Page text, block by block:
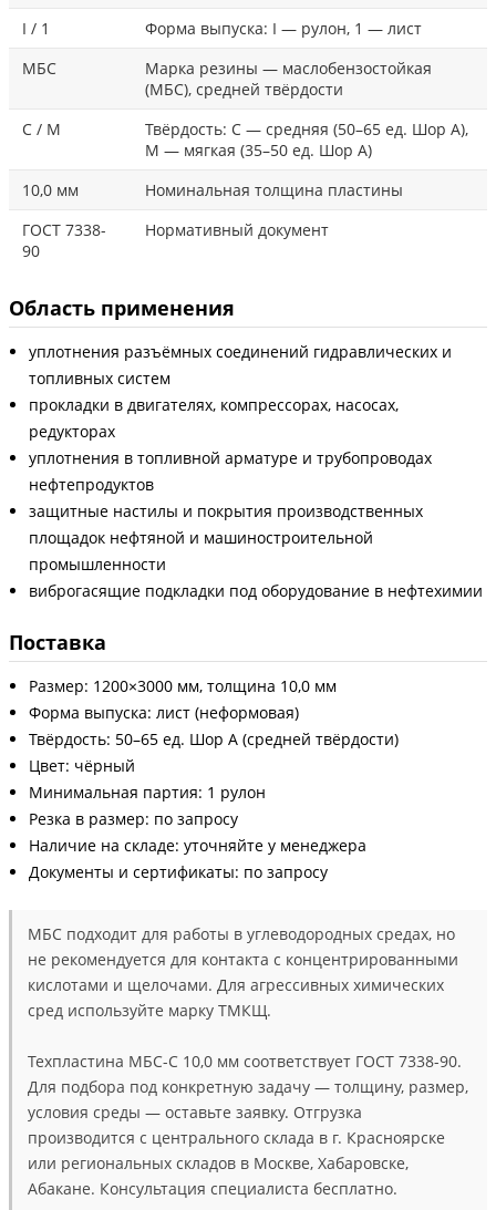
I / 1
Форма выпуска: I — рулон, 1 — лист
МБС
Марка резины — маслобензостойкая
(МБС), средней твёрдости
С / М
Твёрдость: С — средняя (50–65 ед. Шор А),
М — мягкая (35–50 ед. Шор А)
10,0 мм
Номинальная толщина пластины
ГОСТ 7338-
90
Нормативный документ
Область применения
уплотнения разъёмных соединений гидравлических и
топливных систем
прокладки в двигателях, компрессорах, насосах,
редукторах
уплотнения в топливной арматуре и трубопроводах
нефтепродуктов
защитные настилы и покрытия производственных
площадок нефтяной и машиностроительной
промышленности
виброгасящие подкладки под оборудование в нефтехимии
Поставка
Размер: 1200×3000 мм, толщина 10,0 мм
Форма выпуска: лист (неформовая)
Твёрдость: 50–65 ед. Шор А (средней твёрдости)
Цвет: чёрный
Минимальная партия: 1 рулон
Резка в размер: по запросу
Наличие на складе: уточняйте у менеджера
Документы и сертификаты: по запросу
МБС подходит для работы в углеводородных средах, но
не рекомендуется для контакта с концентрированными
кислотами и щелочами. Для агрессивных химических
сред используйте марку ТМКЩ.
Техпластина МБС-С 10,0 мм соответствует ГОСТ 7338-90.
Для подбора под конкретную задачу — толщину, размер,
условия среды — оставьте заявку. Отгрузка
производится с центрального склада в г. Красноярске
или региональных складов в Москве, Хабаровске,
Абакане. Консультация специалиста бесплатно.